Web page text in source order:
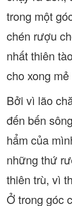
trong một
chén rượu
nhất thiên
cho xong
Bởi vì lão
đến bến
hẩm của
những thứ
thiên trù, vì
Ở trong góc